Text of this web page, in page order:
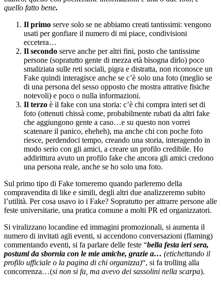
quello fatto bene.
Il primo serve solo se ne abbiamo creati tantissimi: vengono
usati per gonfiare il numero di mi piace, condivisioni
eccetera…
Il secondo serve anche per altri fini, posto che tantissime
persone (sopratutto gente di mezza età bisogna dirlo) poco
smaliziata sulle reti sociali, pigra e distratta, non riconosce un
Fake quindi interagisce anche se c’è solo una foto (meglio se
di una persona del sesso opposto che mostra attrative fisiche
notevoli) e poco o nulla informazioni.
Il terzo è il fake con una storia: c’è chi compra interi set di
foto (ottenuti chissà come, probabilmente rubati da altri fake
che aggiungono gente a caso…e su questo non vorrei
scatenare il panico, eheheh), ma anche chi con poche foto
riesce, perdendoci tempo, creando una storia, interagendo in
modo serio con gli amici, a creare un profilo credibile. Ho
addirittura avuto un profilo fake che ancora gli amici credono
una persona reale, anche se ho solo una foto.
Sul primo tipo di Fake torneremo quando parleremo della
compravendita di like e simili, degli altri due analizzeremo subito
l’utilità. Per cosa usavo io i Fake? Sopratutto per attrarre persone alle
feste universitarie, una pratica comune a molti PR ed organizzatori.
Si viralizzano locandine ed immagini promozionali, si aumenta il
numero di invitati agli eventi, si accendono conversazioni (flaming)
commentando eventi, si fa parlare delle feste “bella festa ieri sera,
postumi da sbornia con le mie amiche, grazie a… (etichettando il
profilo ufficiale o la pagina di chi organizza)“, si fa trolling alla
concorrenza…(si non si fa, ma avevo dei sassolini nella scarpa).